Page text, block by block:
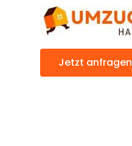
Jetzt anfragen